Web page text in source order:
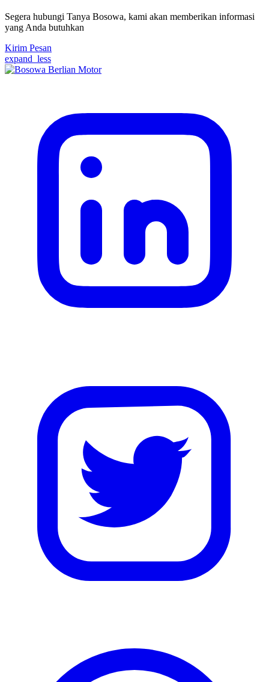
Segera hubungi Tanya Bosowa, kami akan memberikan informasi
yang Anda butuhkan
Kirim Pesan
expand_less